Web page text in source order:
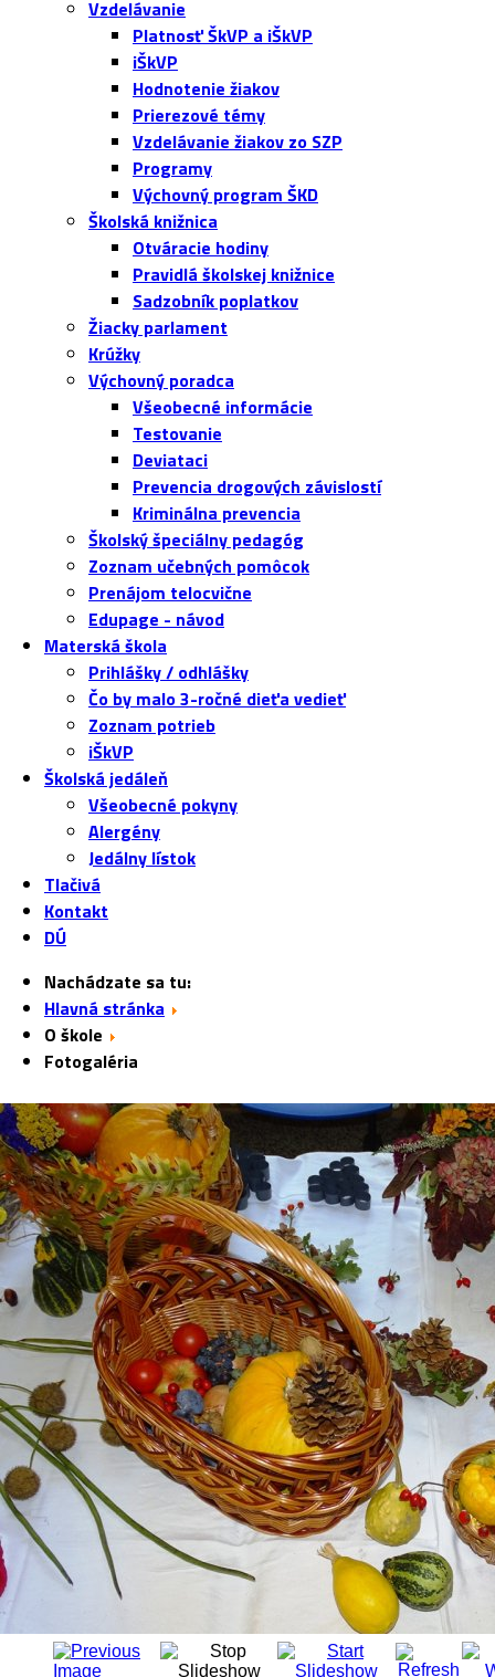
Vzdelávanie
Platnosť ŠkVP a iŠkVP
iŠkVP
Hodnotenie žiakov
Prierezové témy
Vzdelávanie žiakov zo SZP
Programy
Výchovný program ŠKD
Školská knižnica
Otváracie hodiny
Pravidlá školskej knižnice
Sadzobník poplatkov
Žiacky parlament
Krúžky
Výchovný poradca
Všeobecné informácie
Testovanie
Deviataci
Prevencia drogových závislostí
Kriminálna prevencia
Školský špeciálny pedagóg
Zoznam učebných pomôcok
Prenájom telocvične
Edupage - návod
Materská škola
Prihlášky / odhlášky
Čo by malo 3-ročné dieťa vedieť
Zoznam potrieb
iŠkVP
Školská jedáleň
Všeobecné pokyny
Alergény
Jedálny lístok
Tlačivá
Kontakt
DÚ
Nachádzate sa tu:
Hlavná stránka
O škole
Fotogaléria